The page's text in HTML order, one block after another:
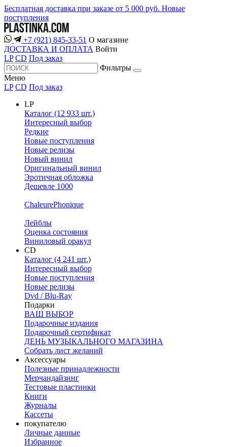
Бесплатная доставка при заказе от 5 000 руб. Новые
поступления
+7 (921) 845-33-51 О магазине
ДОСТАВКА И ОПЛАТА Войти
LP CD Под заказ
Фильтры
Меню
LP CD Под заказ
LP
Каталог (12 933 шт.)
Интересный выбор
Редкие
Новые поступления
Новые релизы
Новый винил
Оригинальный винил
Эротичная обложка
Дешевле 1000
ChaleurePhonique
Лейблы
Оценка состояния
Виниловый оракул
CD
Каталог (4 241 шт.)
Интересный выбор
Новые поступления
Новые релизы
Dvd / Blu-Ray
Подарки
ВАШ ВЫБОР
Подарочные издания
Подарочный сертификат
ДЕНЬ МУЗЫКАЛЬНОГО МАГАЗИНА
Собрать лист желаний
Аксессуары
Полезные принадлежности
Мерчандайзинг
Тестовые пластинки
Книги
Журналы
Кассеты
покупателю
Личные данные
Избранное